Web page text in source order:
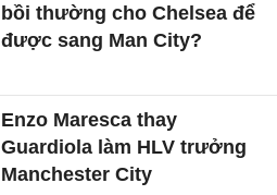
bồi thường cho Chelsea để
được sang Man City?
Enzo Maresca thay
Guardiola làm HLV trưởng
Manchester City